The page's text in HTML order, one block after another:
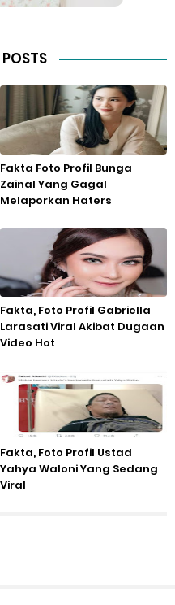
Fakta Foto Profil Bunga
Zainal Yang Gagal
Melaporkan Haters
Fakta, Foto Profil Gabriella
Larasati Viral Akibat Dugaan
Video Hot
Fakta, Foto Profil Ustad
Yahya Waloni Yang Sedang
Viral